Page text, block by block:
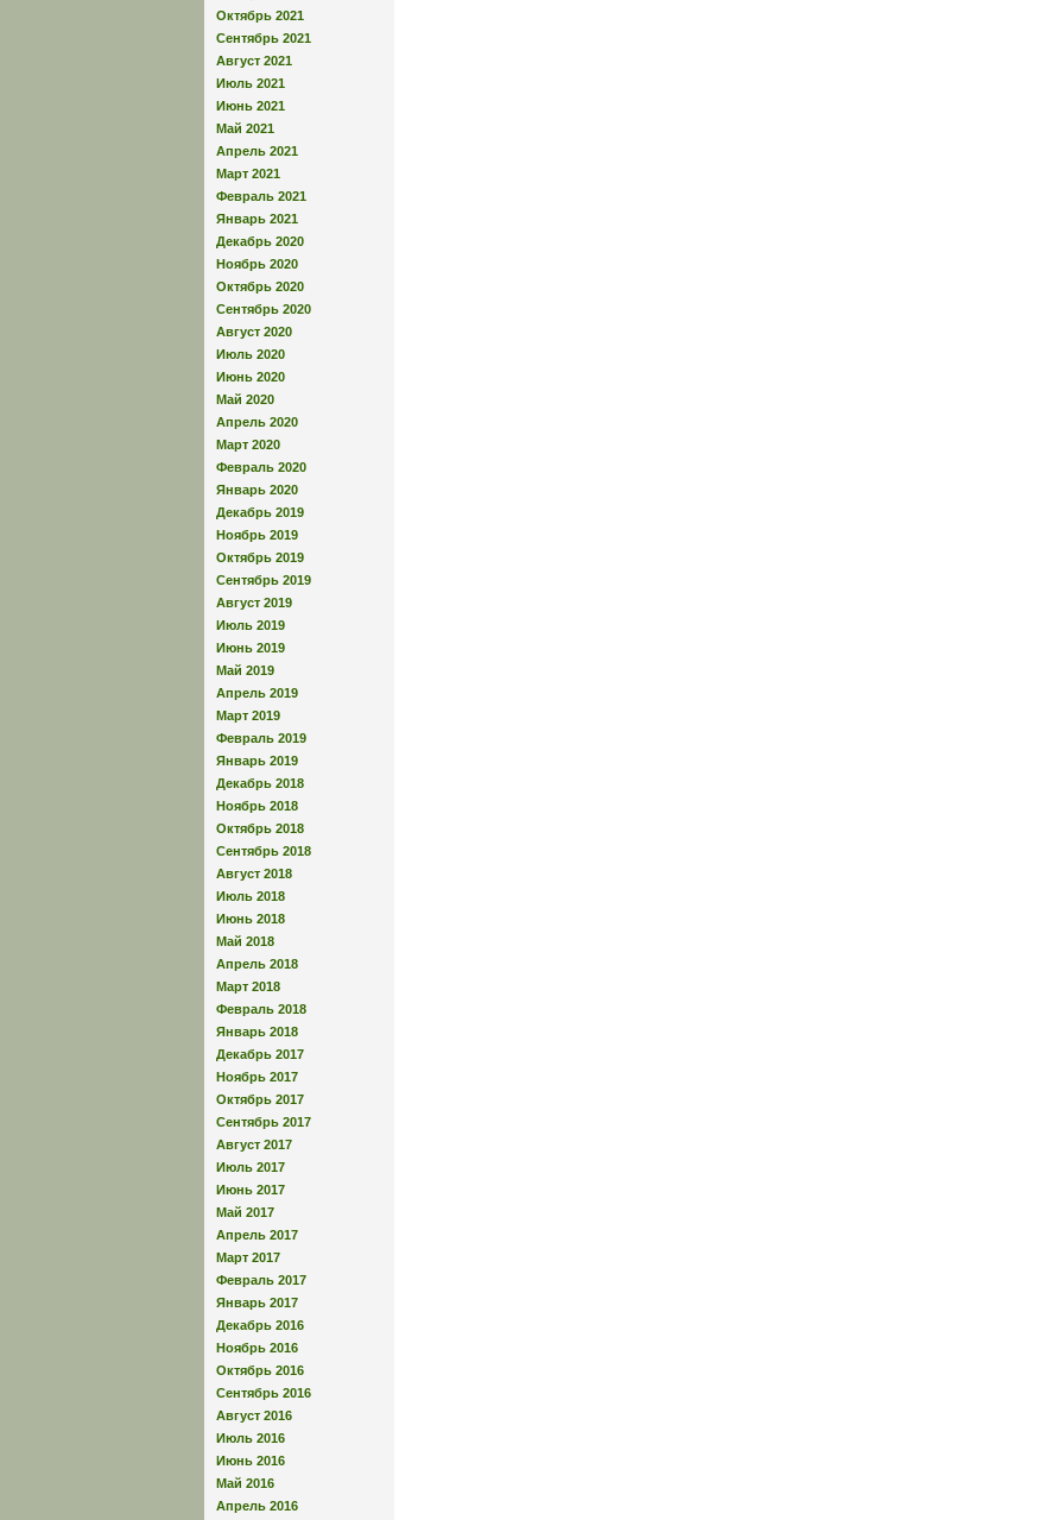
Октябрь 2021
Сентябрь 2021
Август 2021
Июль 2021
Июнь 2021
Май 2021
Апрель 2021
Март 2021
Февраль 2021
Январь 2021
Декабрь 2020
Ноябрь 2020
Октябрь 2020
Сентябрь 2020
Август 2020
Июль 2020
Июнь 2020
Май 2020
Апрель 2020
Март 2020
Февраль 2020
Январь 2020
Декабрь 2019
Ноябрь 2019
Октябрь 2019
Сентябрь 2019
Август 2019
Июль 2019
Июнь 2019
Май 2019
Апрель 2019
Март 2019
Февраль 2019
Январь 2019
Декабрь 2018
Ноябрь 2018
Октябрь 2018
Сентябрь 2018
Август 2018
Июль 2018
Июнь 2018
Май 2018
Апрель 2018
Март 2018
Февраль 2018
Январь 2018
Декабрь 2017
Ноябрь 2017
Октябрь 2017
Сентябрь 2017
Август 2017
Июль 2017
Июнь 2017
Май 2017
Апрель 2017
Март 2017
Февраль 2017
Январь 2017
Декабрь 2016
Ноябрь 2016
Октябрь 2016
Сентябрь 2016
Август 2016
Июль 2016
Июнь 2016
Май 2016
Апрель 2016